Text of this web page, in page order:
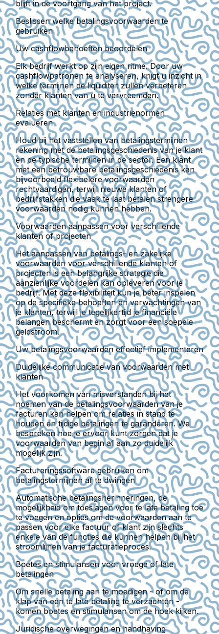
blijft in de voortgang van het project.
Beslissen welke betalingsvoorwaarden te
gebruiken
Uw cashflowbehoeften beoordelen
Elk bedrijf werkt op zijn eigen ritme. Door uw
cashflowpatronen te analyseren, krijgt u inzicht in
welke termijnen de liquiditeit zullen verbeteren
zonder klanten van u te vervreemden.
Relaties met klanten en industrienormen
evalueren
Houd bij het vaststellen van betalingstermijnen
rekening met de betalingsgeschiedenis van je klant
en de typische termijnen in de sector. Een klant
met een betrouwbare betalingsgeschiedenis kan
bijvoorbeeld flexibelere voorwaarden
rechtvaardigen, terwijl nieuwe klanten of
bedrijfstakken die vaak te laat betalen strengere
voorwaarden nodig kunnen hebben.
Voorwaarden aanpassen voor verschillende
klanten of projecten
Het aanpassen van betalings- en zakelijke
voorwaarden voor verschillende klanten of
projecten is een belangrijke strategie die
aanzienlijke voordelen kan opleveren voor je
bedrijf. Met deze flexibiliteit kun je beter inspelen
op de specifieke behoeften en verwachtingen van
je klanten, terwijl je tegelijkertijd je financiële
belangen beschermt en zorgt voor een soepele
geldstroom.
Uw betalingsvoorwaarden effectief implementeren
Duidelijke communicatie van voorwaarden met
klanten
Het voorkomen van misverstanden bij het
noemen van de betalingsvoorwaarden van je
facturen kan helpen om relaties in stand te
houden en tijdige betalingen te garanderen. We
bespreken hoe je ervoor kunt zorgen dat je
voorwaarden van begin af aan zo duidelijk
mogelijk zijn.
Factureringssoftware gebruiken om
betalingstermijnen af te dwingen
Automatische betalingsherinneringen, de
mogelijkheid om toeslagen voor te late betaling toe
te voegen en opties om de voorwaarden aan te
passen voor elke factuur of klant zijn slechts
enkele van de functies die kunnen helpen bij het
stroomlijnen van je facturatieproces.
Boetes en stimulansen voor vroege of late
betalingen
Om snelle betaling aan te moedigen - of om de
klap van een te late betaling te verzachten -
komen boetes en stimulansen om de hoek kijken.
Juridische overwegingen en handhaving